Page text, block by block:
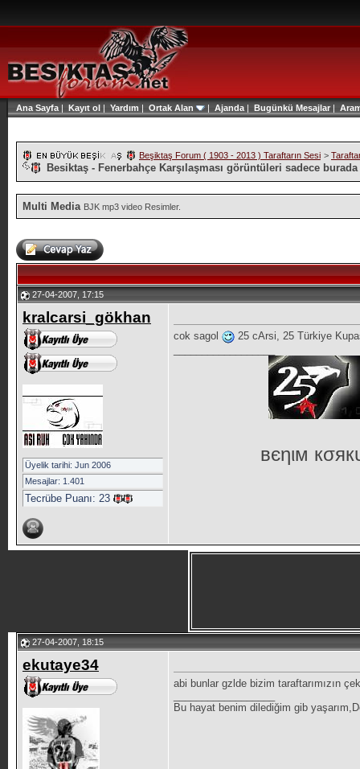
Ana Sayfa | Kayıt ol | Yardım | Ortak Alan | Ajanda | Bugünkü Mesajlar|
Beşiktaş Forum ( 1903 - 2013 ) Taraftarın Sesi >
Besiktaş - Fenerbahçe Karşılaşması görüntüleri sadece burada
Multi Media BJK mp3 video Resimler.
27-04-2007, 17:15
kralcarsi_gökhan
Üyelik tarihi: Jun 2006
Mesajlar: 1.401
Tecrübe Puanı: 23
cok sagol
25 cArsi, 25 Türkiye
вєηιм
27-04-2007, 18:15
ekutaye34
abi bunlar gzlde bizim taraftarımızın
Bu hayat benim dilediğim gib